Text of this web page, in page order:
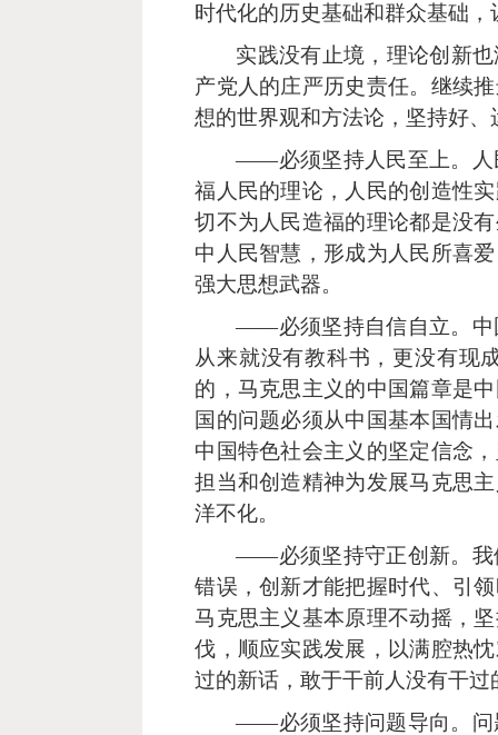
时代化的历史基础和群众基础
实践没有止境，理论创新
产党人的庄严历史责任。继续
想的世界观和方法论，坚持好
——必须坚持人民至上。人
福人民的理论，人民的创造性
切不为人民造福的理论都是没
中人民智慧，形成为人民所喜
强大思想武器。
——必须坚持自信自立。中
从来就没有教科书，更没有现
的，马克思主义的中国篇章是
国的问题必须从中国基本国情
中国特色社会主义的坚定信念
担当和创造精神为发展马克思
洋不化。
——必须坚持守正创新。我
错误，创新才能把握时代、引
马克思主义基本原理不动摇，
伐，顺应实践发展，以满腔热
过的新话，敢于干前人没有干
——必须坚持问题导向。问